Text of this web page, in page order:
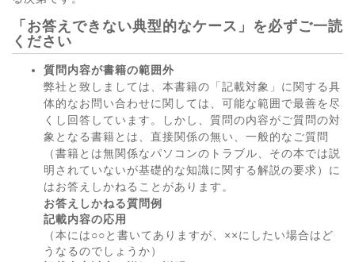
「お答えできない典型的なケース」を必ずご一読
ください
質問内容が書籍の範囲外
弊社と致しましては、本書籍の「記載対象」に関する具
体的なお問い合わせに関しては、可能な範囲で最善を尽
くし回答しています。しかし、質問の内容がご質問の対
象となる書籍とは、直接関係の無い、一般的なご質問
（書籍とは無関係なパソコンのトラブル、その本では説
明されていないが基礎的な知識に関する解説の要求）に
はお答えしかねることがあります。
お答えしかねる質問例
記載内容の応用
（本には○○と書いてありますが、××にしたい場合はど
うなるのでしょうか）